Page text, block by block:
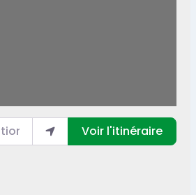
Enter your location
Voir l'itinéraire